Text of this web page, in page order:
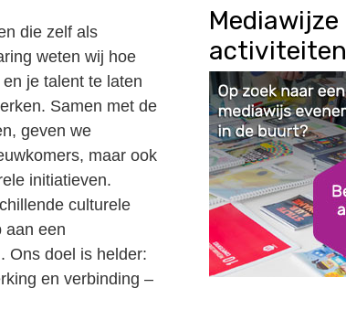
die zelf als
weten wij hoe
je talent te laten
Samen met de
geven we
maar ook
initiatieven.
culturele
aan een
Ons doel is helder:
en verbinding –
Mediawijze
activiteiten